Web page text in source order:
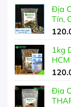
Địa
Tín,
1kg
HCM
Địa